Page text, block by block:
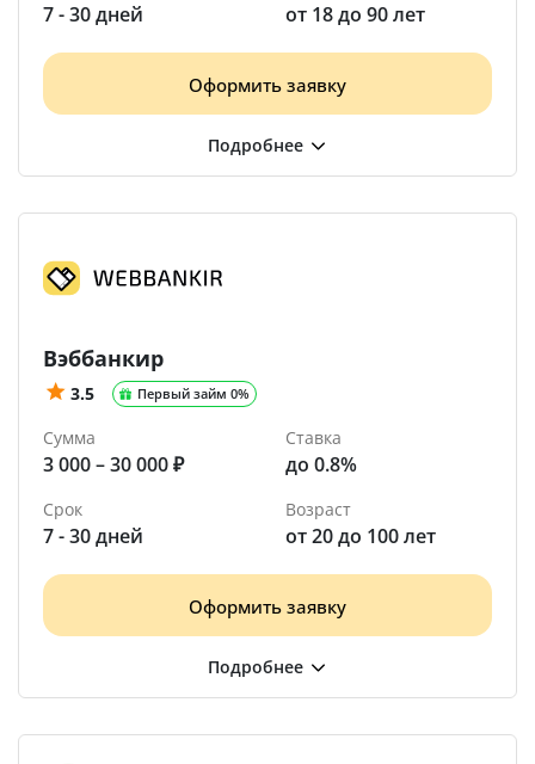
7 - 30 дней от 18 до 90 лет
Оформить заявку
Вэббанкир
3.5 Первый займ 0%
Сумма
3 000 – 30 000 ₽
Ставка
до 0.8%
Срок
7 - 30 дней
Возраст
от 20 до 100 лет
Оформить заявку